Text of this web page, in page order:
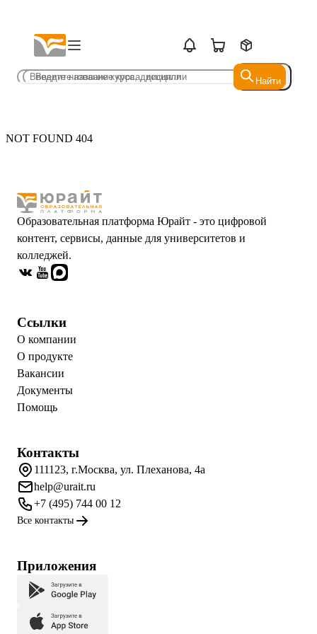
Найти
Найти
NOT FOUND 404
Образовательная платформа Юрайт - это цифровой
контент, сервисы, данные для университетов и
колледжей.
Ссылки
О компании
О продукте
Вакансии
Документы
Помощь
Контакты
111123, г.Москва, ул. Плеханова, 4а
help@urait.ru
+7 (495) 744 00 12
Все контакты
Приложения